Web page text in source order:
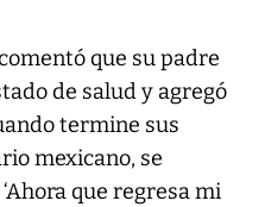
que su padre
de salud y agregó
termine sus
mexicano, se
que regresa mi